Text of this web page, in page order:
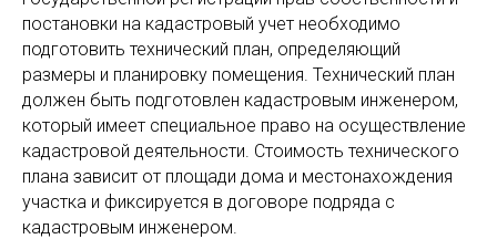
постановки на кадастровый учет необходимо
подготовить технический план, определяющий
размеры и планировку помещения. Технический план
должен быть подготовлен кадастровым инженером,
который имеет специальное право на осуществление
кадастровой деятельности. Стоимость технического
плана зависит от площади дома и местонахождения
участка и фиксируется в договоре подряда с
кадастровым инженером.